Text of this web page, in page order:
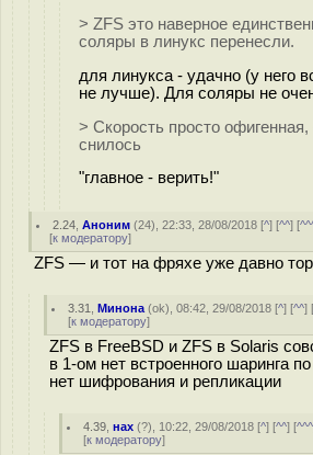
> ZFS это наверное
соляры в линукс перенесли.
для линукса - удачно (у него
не лучше). Для соляры не
> Скорость просто офигенная,
снилось
"главное - верить!"
2.24 ,Аноним (24), 22:33, 28/08/2018 [^] [^^] [
[к модератору]
ZFS — и тот на фряхе уже давно
3.31 ,Минона (ok), 08:42, 29/08/2018 [^] [^^]
[к модератору]
ZFS в FreeBSD и ZFS в Solaris
в 1-ом нет встроенного шаринга
нет шифрования и репликации
4.39 ,нах (?), 10:22, 29/08/2018 [^] [^^] [^^^
[к модератору]